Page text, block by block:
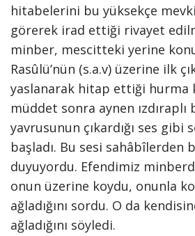
hitabelerini bu yüksekçe
görerek irad ettiği rivayet
minber, mescitteki yerine
Rasûlü’nün (s.a.v) üzerine ilk
yaslanarak hitap ettiği hurma
müddet sonra aynen ızdıraplı
yavrusunun çıkardığı ses gibi
başladı. Bu sesi sahâbîlerden
duyuyordu. Efendimiz
onun üzerine koydu, onunla
ağladığını sordu. O da
ağladığını söyledi.